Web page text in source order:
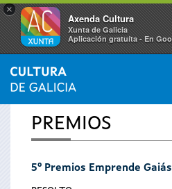
×
Axenda Cultura
Xunta de Galicia
Aplicación gratuíta - En
Vostede
está
aquí
INICIO
PREMIOS
5º Premios Emprende